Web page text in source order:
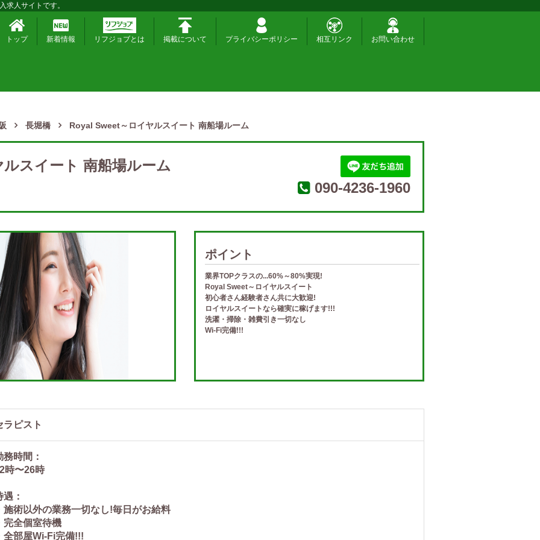
求人サイトです。
トップ 新着情報 リフジョブとは 掲載について プライバシーポリシー 相互リンク お問い合わせ
長堀橋 Royal Sweet～ロイヤルスイート 南船場ルーム
スイート 南船場ルーム
090-4236-1960
ポイント
業界TOPクラスの...60%～80%実現!
Royal Sweet～ロイヤルスイート
初心者さん経験者さん共に大歓迎!
ロイヤルスイートなら確実に稼げます!!!
洗濯・掃除・雑費引き一切なし
Wi-Fi完備!!!
ラピスト
務時間：
時〜26時
遇：
施術以外の業務一切なし!毎日がお給料
完全個室待機
全部屋Wi-Fi完備!!!